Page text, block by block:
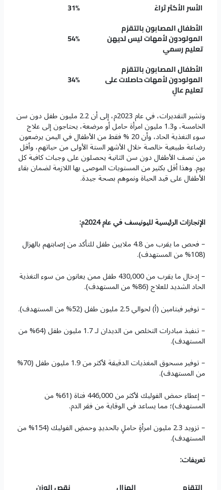
الأسر الأكثر ثراءً
31%
الأطفال المصابون بالتقزم
المولودون لأمهات ليس لديهن
تعليم رسمي
54%
الأطفال المصابون بالتقزم
المولودون لأمهات حاصلات على
تعليم عالٍ
34%
وتشير التقديرات، في عام 2023م، إلى أن 2.2 مليون طفل دون سن
الخامسة، و1.3 مليون امرأة حامل أو مرضعة، يحتاجون إلى علاج
سوء التغذية الحاد، وأن 20 % فقط من الأطفال في اليمن يرضعون
رضاعة طبيعية خالصة خلال الأشهر الستة الأولى من حياتهم، وأقل
من نصف الأطفال دون سن الثانية يحصلون على وجبات كافية كل
يوم. وهذا أقل بكثير من المستويات الموصى بها اللازمة لضمان بقاء
الأطفال على قيد الحياة ونموهم بصحة جيدة.
الإنجازات الرئيسية لليونيسف في عام 2024م:
– فحص ما يقرب من 4.8 ملايين طفل للتأكد من إصابتهم بالهزال
(108% من المستهدف).
– إدخال ما يقرب من 430,000 طفل ممن يعانون من سوء التغذية
الحاد الشديد للعلاج (86% من المستهدف).
– توفير فيتامين (أ) لحوالي 2.5 مليون طفل (52% من المستهدف).
– تنفيذ مبادرات التخلص من الديدان لـ 1.7 مليون طفل (64% من
المستهدف).
– توفير مسحوق المغذيات الدقيقة لأكثر من 1.9 مليون طفل (70%
من المستهدف).
– إعطاء حمض الفوليك لأكثر من 446,000 فتاة (61% من
المستهدف)؛ مما يساعد في الوقاية من فقر الدم.
– تزويد 2.3 مليون امرأةٍ حاملٍ بالحديدِ وحمضِ الفوليك (154% من
المستهدف).
تعريفات:
التقزم الهزال نقص الوزن